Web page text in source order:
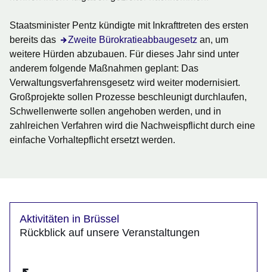
Staatsminister Pentz kündigte mit Inkrafttreten des ersten
bereits das
Zweite Bürokratieabbaugesetz
Öffnet sich in einem neuen Fensteran, um
weitere Hürden abzubauen. Für dieses Jahr sind unter
anderem folgende Maßnahmen geplant: Das
Verwaltungsverfahrensgesetz wird weiter modernisiert.
Großprojekte sollen Prozesse beschleunigt durchlaufen,
Schwellenwerte sollen angehoben werden, und in
zahlreichen Verfahren wird die Nachweispflicht durch eine
einfache Vorhaltepflicht ersetzt werden.
Aktivitäten in Brüssel
Rückblick auf unsere Veranstaltungen